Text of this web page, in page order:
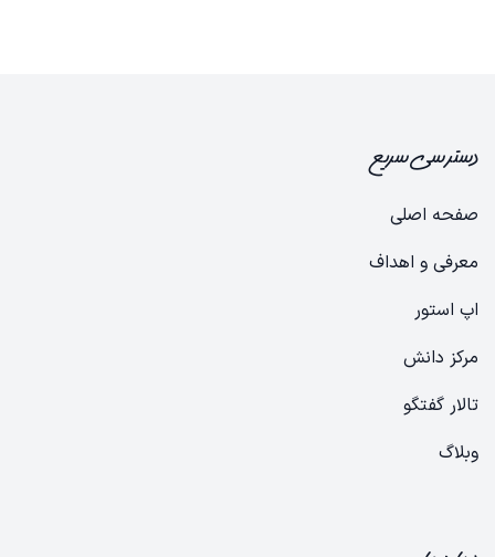
دسترسی سریع
صفحه اصلی
معرفی و اهداف
​​​​​​​ا​​پ​ ا​س​ت​ور​
​​​​​مرک​​ز​ ​دا​نش
​​​​تالار ​گ​ف​تگ​و
​​​و​ب​لا​گ